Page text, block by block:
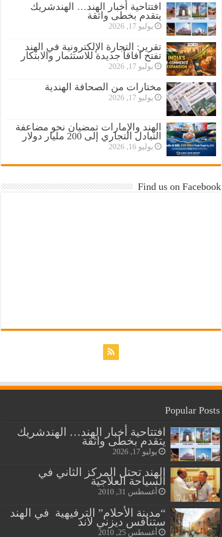
افتتاحية أخبار الهند… الهندشريك
يتقدم بخطى واثقة
يوليو 17, 2026
تقرير: التجارة الإلكترونية في الهند
تفتح آفاقاً جديدة للاستثمار والابتكار
يوليو 17, 2026
مختارات من الصحافة الهندية
يوليو 17, 2026
الهند والإمارات تمضيان نحو مضاعفة
التبادل التجاري إلى 200 مليار دولار
يوليو 16, 2026
Find us on Facebook
Popular Posts
افتتاحية أخبار الهند… الهندشريك
يتقدم بخطى واثقة
يوليو 17, 2026
الهند تحتل المركز الثاني في
السياحة العلاجية
أغسطس 31, 2010
“مدينة الأحلام” الترفيهية في الهند
ستنافس ديزني لاند
أغسطس 25, 2010